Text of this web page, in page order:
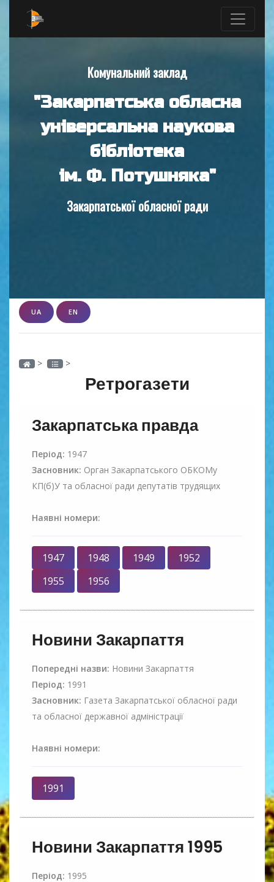
Комунальний заклад
"Закарпатська обласна
універсальна наукова
бібліотека
ім. Ф. Потушняка"
Закарпатської обласної ради
UA EN
> >
Ретрогазети
Закарпатська правда
Період: 1947
Засновник: Орган Закарпатського ОБКОМу
КП(б)У та обласної ради депутатів трудящих
Наявні номери:
1947 1948 1949
1952
1955
1956
Новини Закарпаття
Попередні назви: Новини Закарпаття
Період: 1991
Засновник: Газета Закарпатської обласної ради
та обласної державної адміністрації
Наявні номери:
1991
Новини Закарпаття 1995
Період: 1995